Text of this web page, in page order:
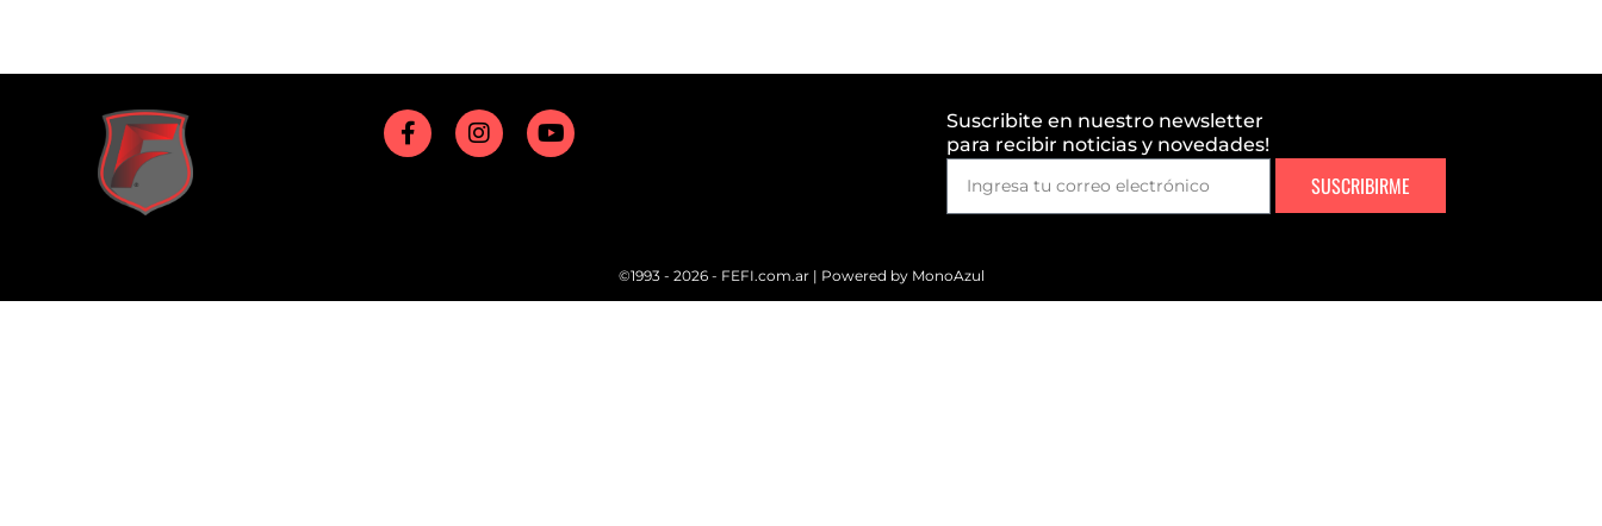
Suscribite en nuestro newsletter
para recibir noticias y novedades!
SUSCRIBIRME
©1993 - 2026 - FEFI.com.ar | Powered by MonoAzul